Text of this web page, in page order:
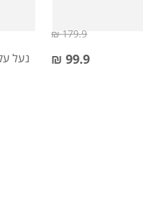
99.9 ₪
179.9 ₪
נעל